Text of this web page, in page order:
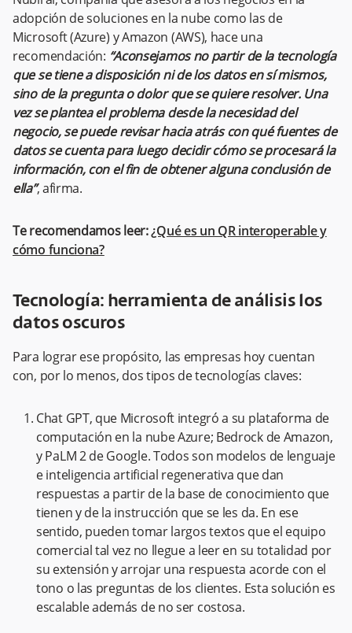
adopción de soluciones en la nube como las de
Microsoft (Azure) y Amazon (AWS), hace una
recomendación: “Aconsejamos no partir de la tecnología
que se tiene a disposición ni de los datos en sí mismos,
sino de la pregunta o dolor que se quiere resolver. Una
vez se plantea el problema desde la necesidad del
negocio, se puede revisar hacia atrás con qué fuentes de
datos se cuenta para luego decidir cómo se procesará la
información, con el fin de obtener alguna conclusión de
ella”, afirma.
Te recomendamos leer:¿Qué es un QR interoperable y
cómo funciona?
Tecnología: herramienta de análisis los
datos oscuros
Para lograr ese propósito, las empresas hoy cuentan
con, por lo menos, dos tipos de tecnologías claves:
Chat GPT, que Microsoft integró a su plataforma de
computación en la nube Azure; Bedrock de Amazon,
y PaLM 2 de Google. Todos son modelos de lenguaje
e inteligencia artificial regenerativa que dan
respuestas a partir de la base de conocimiento que
tienen y de la instrucción que se les da. En ese
sentido, pueden tomar largos textos que el equipo
comercial tal vez no llegue a leer en su totalidad por
su extensión y arrojar una respuesta acorde con el
tono o las preguntas de los clientes. Esta solución es
escalable además de no ser costosa.